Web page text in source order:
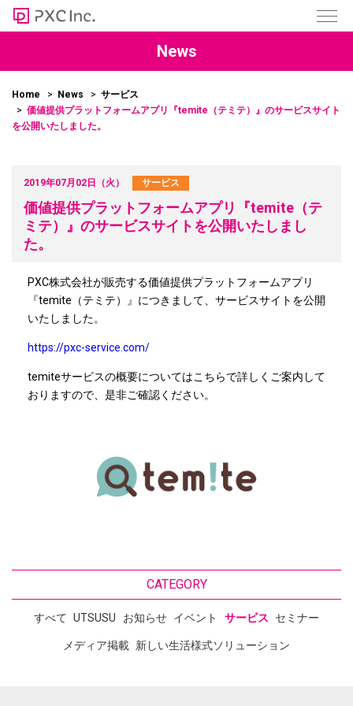
News
Home News
サービス
価値提供プラットフォームアプリ『temite（テミテ）』のサービスサイト
を公開いたしました。
2019年07月02日（火） サービス
価値提供プラットフォームアプリ『temite（テ
ミテ）』のサービスサイトを公開いたしまし
た。
PXC株式会社が販売する価値提供プラットフォームアプリ
『temite（テミテ）』につきまして、サービスサイトを公開
いたしました。
https://pxc-service.com/
temiteサービスの概要についてはこちらで詳しくご案内して
おりますので、是非ご確認ください。
CATEGORY
すべて UTSUSU お知らせ イベント サービス セミナー
メディア掲載 新しい生活様式ソリューション